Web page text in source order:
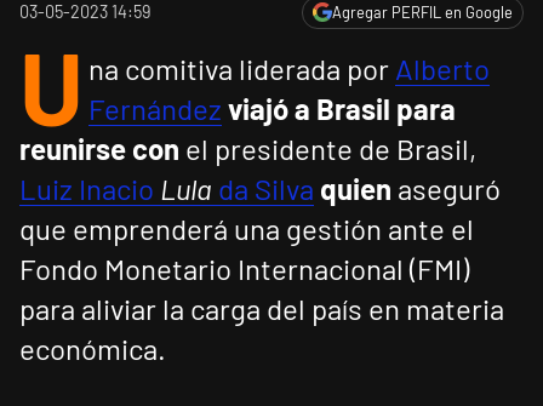
03-05-2023 14:59 Agregar PERFIL en Google
U na comitiva liderada por Alberto
Fernández viajó a Brasil para
reunirse con el presidente de Brasil,
Luiz Inacio Lula da Silva quien aseguró
que emprenderá una gestión ante el
Fondo Monetario Internacional (FMI)
para aliviar la carga del país en materia
económica.